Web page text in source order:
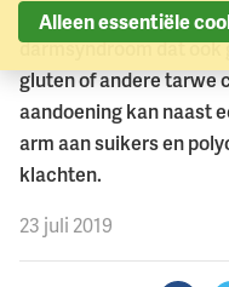
tussen
darmsyndroom dat ook
gluten of andere tarwe
aandoening kan naast
arm aan suikers en
klachten.
23 juli 2019
Alleen essentiële